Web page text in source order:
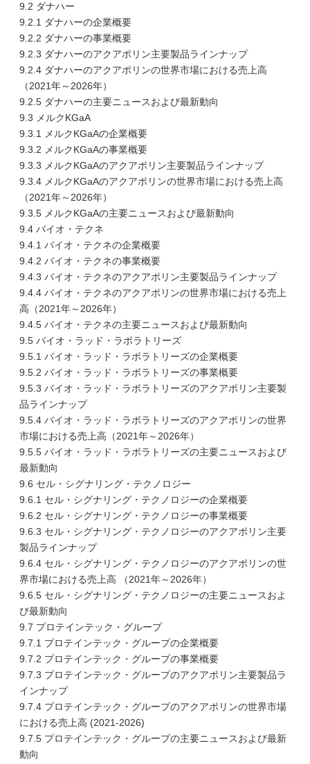
9.2 ダナハー
9.2.1 ダナハーの企業概要
9.2.2 ダナハーの事業概要
9.2.3 ダナハーのアクアポリン主要製品ラインナップ
9.2.4 ダナハーのアクアポリンの世界市場における売上高
（2021年～2026年）
9.2.5 ダナハーの主要ニュースおよび最新動向
9.3 メルクKGaA
9.3.1 メルクKGaAの企業概要
9.3.2 メルクKGaAの事業概要
9.3.3 メルクKGaAのアクアポリン主要製品ラインナップ
9.3.4 メルクKGaAのアクアポリンの世界市場における売上高
（2021年～2026年）
9.3.5 メルクKGaAの主要ニュースおよび最新動向
9.4 バイオ・テクネ
9.4.1 バイオ・テクネの企業概要
9.4.2 バイオ・テクネの事業概要
9.4.3 バイオ・テクネのアクアポリン主要製品ラインナップ
9.4.4 バイオ・テクネのアクアポリンの世界市場における売上
高（2021年～2026年）
9.4.5 バイオ・テクネの主要ニュースおよび最新動向
9.5 バイオ・ラッド・ラボラトリーズ
9.5.1 バイオ・ラッド・ラボラトリーズの企業概要
9.5.2 バイオ・ラッド・ラボラトリーズの事業概要
9.5.3 バイオ・ラッド・ラボラトリーズのアクアポリン主要製
品ラインナップ
9.5.4 バイオ・ラッド・ラボラトリーズのアクアポリンの世界
市場における売上高（2021年～2026年）
9.5.5 バイオ・ラッド・ラボラトリーズの主要ニュースおよび
最新動向
9.6 セル・シグナリング・テクノロジー
9.6.1 セル・シグナリング・テクノロジーの企業概要
9.6.2 セル・シグナリング・テクノロジーの事業概要
9.6.3 セル・シグナリング・テクノロジーのアクアポリン主要
製品ラインナップ
9.6.4 セル・シグナリング・テクノロジーのアクアポリンの世
界市場における売上高 （2021年～2026年）
9.6.5 セル・シグナリング・テクノロジーの主要ニュースおよ
び最新動向
9.7 プロテインテック・グループ
9.7.1 プロテインテック・グループの企業概要
9.7.2 プロテインテック・グループの事業概要
9.7.3 プロテインテック・グループのアクアポリン主要製品ラ
インナップ
9.7.4 プロテインテック・グループのアクアポリンの世界市場
における売上高 (2021-2026)
9.7.5 プロテインテック・グループの主要ニュースおよび最新
動向